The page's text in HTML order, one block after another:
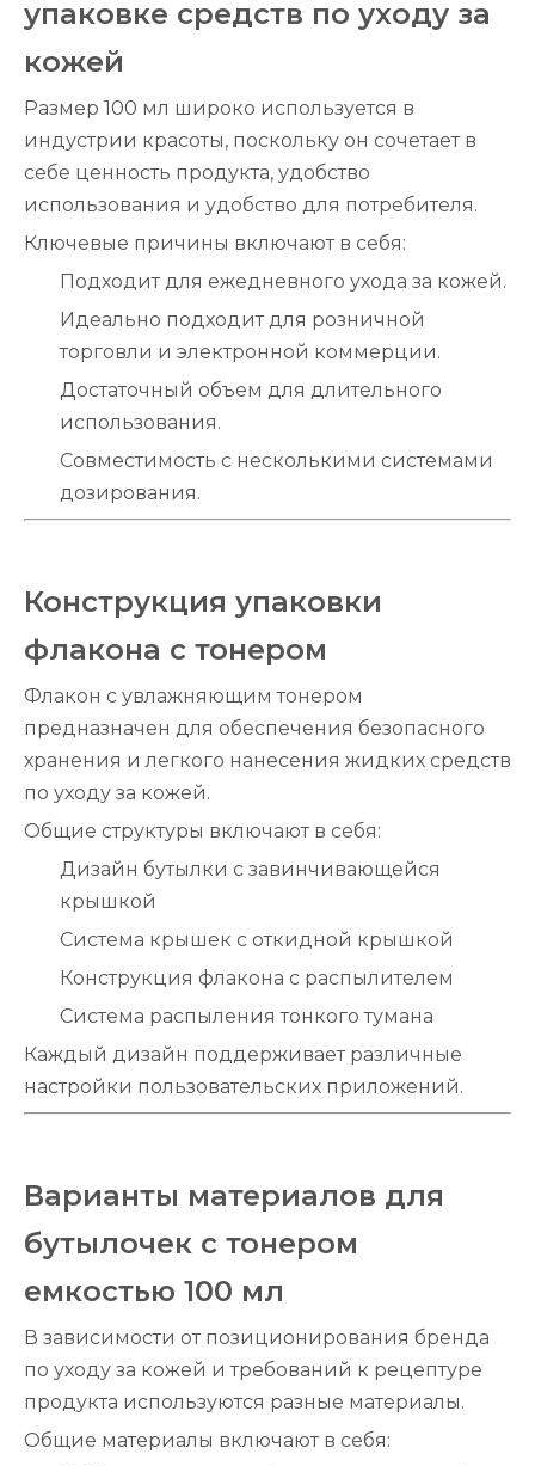
упаковке средств по уходу за
кожей
Размер 100 мл широко используется в
индустрии красоты, поскольку он сочетает в
себе ценность продукта, удобство
использования и удобство для потребителя.
Ключевые причины включают в себя:
Подходит для ежедневного ухода за кожей.
Идеально подходит для розничной
торговли и электронной коммерции.
Достаточный объем для длительного
использования.
Совместимость с несколькими системами
дозирования.
Конструкция упаковки
флакона с тонером
Флакон с увлажняющим тонером
предназначен для обеспечения безопасного
хранения и легкого нанесения жидких средств
по уходу за кожей.
Общие структуры включают в себя:
Дизайн бутылки с завинчивающейся
крышкой
Система крышек с откидной крышкой
Конструкция флакона с распылителем
Система распыления тонкого тумана
Каждый дизайн поддерживает различные
настройки пользовательских приложений.
Варианты материалов для
бутылочек с тонером
емкостью 100 мл
В зависимости от позиционирования бренда
по уходу за кожей и требований к рецептуре
продукта используются разные материалы.
Общие материалы включают в себя: